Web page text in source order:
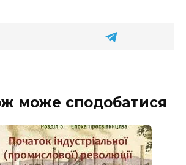
може сподобатися